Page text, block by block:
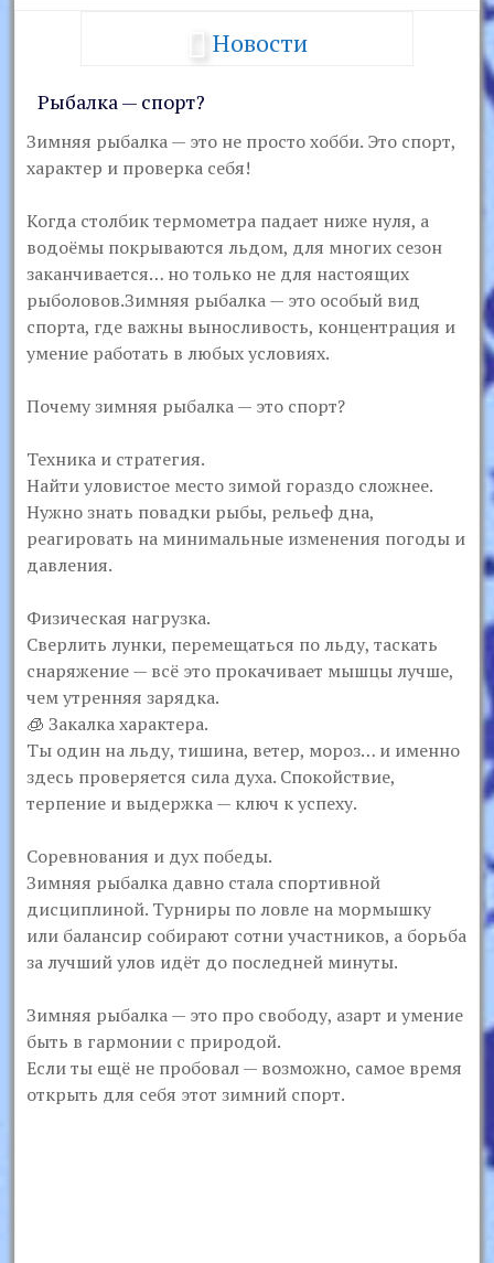
Новости
Рыбалка — спорт?
Зимняя рыбалка — это не просто хобби. Это спорт,
характер и проверка себя!
Когда столбик термометра падает ниже нуля, а
водоёмы покрываются льдом, для многих сезон
заканчивается… но только не для настоящих
рыболовов.Зимняя рыбалка — это особый вид
спорта, где важны выносливость, концентрация и
умение работать в любых условиях.
Почему зимняя рыбалка — это спорт?
Техника и стратегия.
Найти уловистое место зимой гораздо сложнее.
Нужно знать повадки рыбы, рельеф дна,
реагировать на минимальные изменения погоды и
давления.
Физическая нагрузка.
Сверлить лунки, перемещаться по льду, таскать
снаряжение — всё это прокачивает мышцы лучше,
чем утренняя зарядка.
🧊 Закалка характера.
Ты один на льду, тишина, ветер, мороз… и именно
здесь проверяется сила духа. Спокойствие,
терпение и выдержка — ключ к успеху.
Соревнования и дух победы.
Зимняя рыбалка давно стала спортивной
дисциплиной. Турниры по ловле на мормышку
или балансир собирают сотни участников, а борьба
за лучший улов идёт до последней минуты.
Зимняя рыбалка — это про свободу, азарт и умение
быть в гармонии с природой.
Если ты ещё не пробовал — возможно, самое время
открыть для себя этот зимний спорт.